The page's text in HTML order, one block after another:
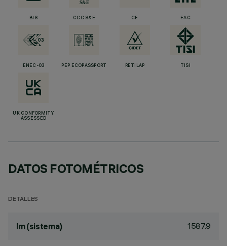
BIS CCC S&E CE EAC
ENEC-03 PEP ECOPASSPORT RETILAP TISI
UK CONFORMITY
ASSESSED
DATOS FOTOMÉTRICOS
DETALLES
lm (sistema) 1587.9